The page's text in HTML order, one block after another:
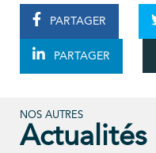
PARTAGER
PARTAGER
NOS AUTRES
Actualités